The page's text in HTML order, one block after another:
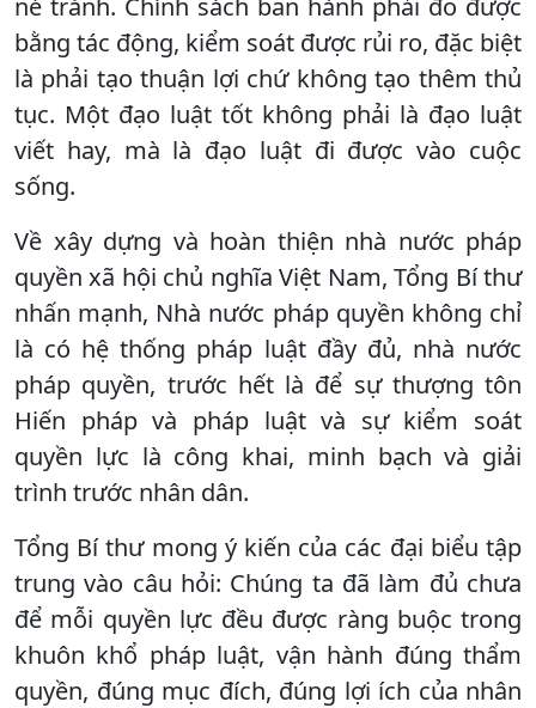
né tránh. Chính sách ban hành phải đo được
bằng tác động, kiểm soát được rủi ro, đặc biệt
là phải tạo thuận lợi chứ không tạo thêm thủ
tục. Một đạo luật tốt không phải là đạo luật
viết hay, mà là đạo luật đi được vào cuộc
sống.
Về xây dựng và hoàn thiện nhà nước pháp
quyền xã hội chủ nghĩa Việt Nam, Tổng Bí thư
nhấn mạnh, Nhà nước pháp quyền không chỉ
là có hệ thống pháp luật đầy đủ, nhà nước
pháp quyền, trước hết là để sự thượng tôn
Hiến pháp và pháp luật và sự kiểm soát
quyền lực là công khai, minh bạch và giải
trình trước nhân dân.
Tổng Bí thư mong ý kiến của các đại biểu tập
trung vào câu hỏi: Chúng ta đã làm đủ chưa
để mỗi quyền lực đều được ràng buộc trong
khuôn khổ pháp luật, vận hành đúng thẩm
quyền, đúng mục đích, đúng lợi ích của nhân